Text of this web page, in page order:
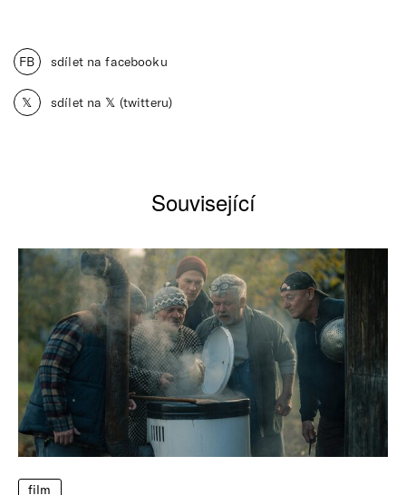
FB sdílet na facebooku
𝕏 sdílet na 𝕏 (twitteru)
Související
film